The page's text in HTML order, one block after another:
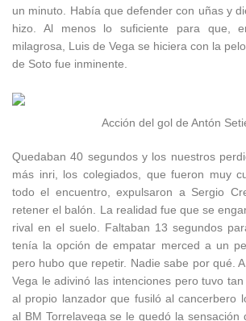
un minuto. Había que defender con uñas y
hizo. Al menos lo suficiente para que,
milagrosa, Luis de Vega se hiciera con la
de Soto fue inminente.
Acción del gol de Antón
Quedaban 40 segundos y los nuestros
más inri, los colegiados, que fueron muy
todo el encuentro, expulsaron a Sergio
retener el balón. La realidad fue que se
rival en el suelo. Faltaban 13 segundos
tenía la opción de empatar merced a un
pero hubo que repetir. Nadie sabe por qué.
Vega le adivinó las intenciones pero tuvo
al propio lanzador que fusiló al cancerbero
al BM Torrelavega se le quedó la sensación